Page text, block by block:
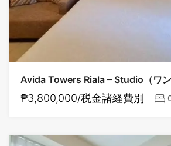
₱3,800,000/税金諸経費別